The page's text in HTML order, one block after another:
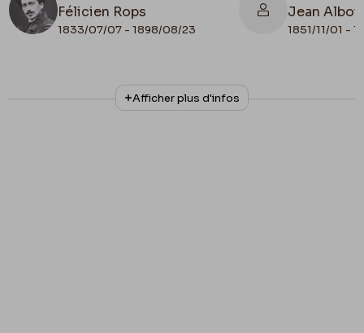
Félicien Rops
1833/07/07 - 1898/08/23
Jean
1851/11/01 -
N° d'inventaire
16981
Collationnage
Autographe
Afficher plus d'infos